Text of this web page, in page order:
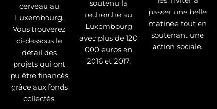
cerveau au
Luxembourg.
Vous trouverez
ci-dessous le
détail des
projets qui ont
pu être financés
grâce aux fonds
collectés.
soutenu la
recherche au
Luxembourg
avec plus de 120
000 euros en
2016 et 2017.
passer une belle
matinée tout en
soutenant une
action sociale.